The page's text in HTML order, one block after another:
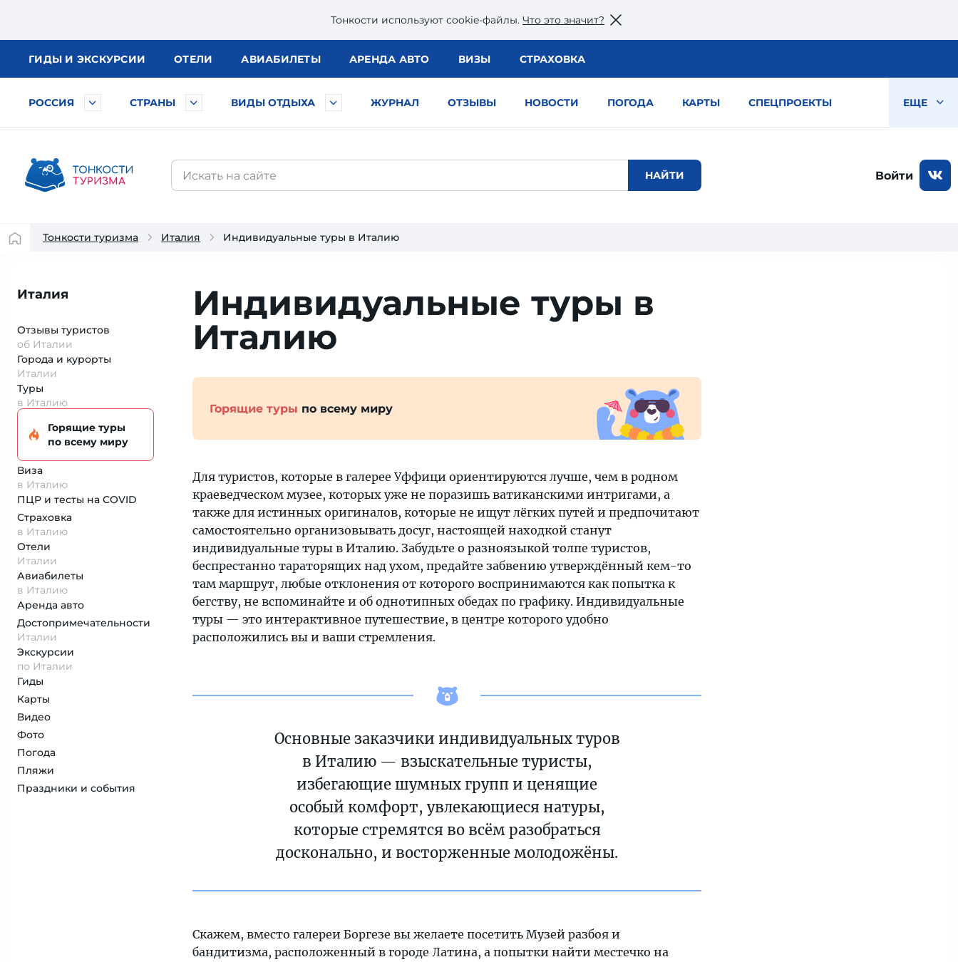
Тонкости используют сookie-файлы. Что это значит?
ГИДЫ И ЭКСКУРСИИ ОТЕЛИ АВИАБИЛЕТЫ АРЕНДА АВТО ВИЗЫ СТРАХОВКА
РОССИЯ СТРАНЫ ВИДЫ ОТДЫХА ЖУРНАЛ ОТЗЫВЫ НОВОСТИ ПОГОДА КАРТЫ СПЕЦПРОЕКТЫ ЕЩЕ
Войти
Тонкости туризма Италия Индивидуальные туры в Италию
Италия
Отзывы туристов
об Италии
Города и курорты
Италии
Туры
в Италию
Горящие туры
по всему миру
Виза
в Италию
ПЦР и тесты на COVID
Страховка
в Италию
Отели
Италии
Авиабилеты
в Италию
Аренда авто
Достопримеча­тельности
Италии
Экскурсии
по Италии
Гиды
Карты
Видео
Фото
Погода
Пляжи
Праздники и события
Индивидуальные туры в
Италию
Горящие туры по всему миру
Для туристов, которые в галерее Уффици ориентируются лучше, чем в родном
краеведческом музее, которых уже не поразишь ватиканскими интригами, а
также для истинных оригиналов, которые не ищут лёгких путей и предпочитают
самостоятельно организовывать досуг, настоящей находкой станут
индивидуальные туры в Италию. Забудьте о разноязыкой толпе туристов,
беспрестанно тараторящих над ухом, предайте забвению утверждённый кем-то
там маршрут, любые отклонения от которого воспринимаются как попытка к
бегству, не вспоминайте и об однотипных обедах по графику. Индивидуальные
туры — это интерактивное путешествие, в центре которого удобно
расположились вы и ваши стремления.
Основные заказчики индивидуальных туров
в Италию — взыскательные туристы,
избегающие шумных групп и ценящие
особый комфорт, увлекающиеся натуры,
которые стремятся во всём разобраться
досконально, и восторженные молодожёны.
Скажем, вместо галереи Боргезе вы желаете посетить Музей разбоя и
бандитизма, расположенный в городе Латина, а попытки найти местечко на